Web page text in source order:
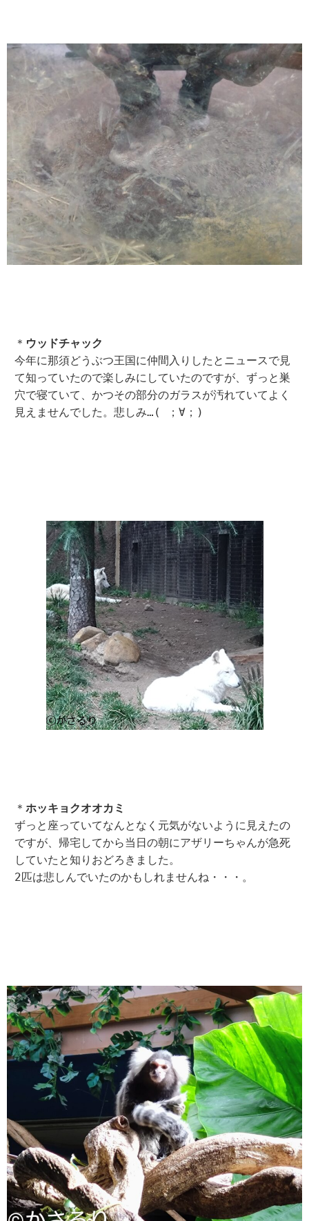
＊ ウッドチャック
今年に那須どうぶつ王国に仲間入りしたとニュースで見
て知っていたので楽しみにしていたのですが、ずっと巣
穴で寝ていて、かつその部分のガラスが汚れていてよく
見えませんでした。悲しみ…( ；∀；)
＊ ホッキョクオオカミ
ずっと座っていてなんとなく元気がないように見えたの
ですが、帰宅してから当日の朝にアザリーちゃんが急死
していたと知りおどろきました。
2匹は悲しんでいたのかもしれませんね・・・。